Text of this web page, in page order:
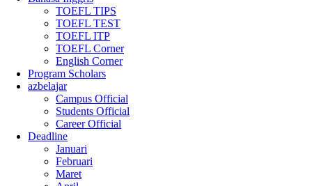
TOEFL TIPS
TOEFL TEST
TOEFL ITP
TOEFL Corner
English Corner
Program Scholars
azbelajar
Campus Official
Students Official
Career Official
Deadline
Januari
Februari
Maret